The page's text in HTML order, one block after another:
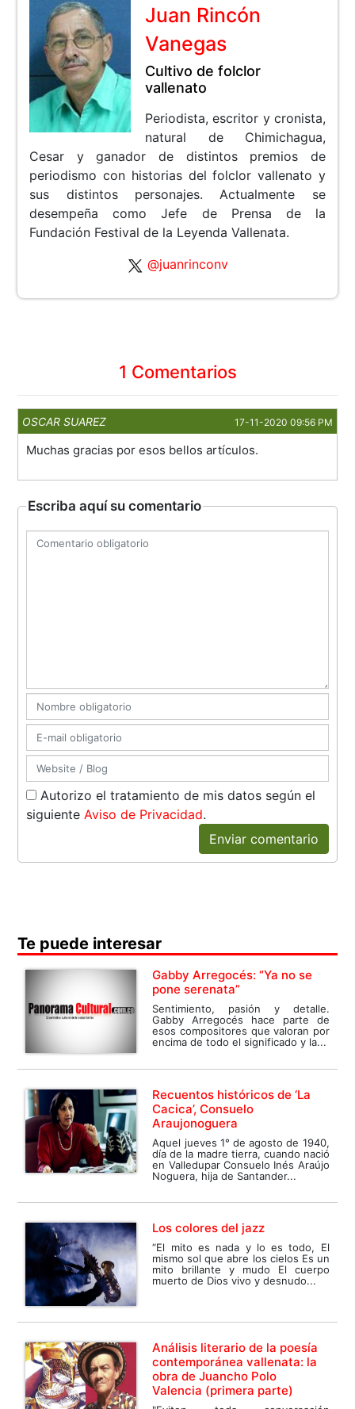
Juan Rincón
Vanegas
Cultivo de folclor
vallenato
Periodista, escritor y cronista,
natural de Chimichagua,
Cesar y ganador de distintos premios de
periodismo con historias del folclor vallenato y
sus distintos personajes. Actualmente se
desempeña como Jefe de Prensa de la
Fundación Festival de la Leyenda Vallenata.
@juanrinconv
1 Comentarios
OSCAR SUAREZ 17-11-2020 09:56 PM
Muchas gracias por esos bellos artículos.
Escriba aquí su comentario
Autorizo el tratamiento de mis datos según el
siguienteAviso de Privacidad.
Enviar comentario
Te puede interesar
Gabby Arregocés: “Ya no se
pone serenata”
Sentimiento, pasión y detalle.
Gabby Arregocés hace parte de
esos compositores que valoran por
encima de todo el significado y la...
Recuentos históricos de ‘La
Cacica’, Consuelo
Araujonoguera
Aquel jueves 1° de agosto de 1940,
día de la madre tierra, cuando nació
en Valledupar Consuelo Inés Araújo
Noguera, hija de Santander...
Los colores del jazz
“El mito es nada y lo es todo, El
mismo sol que abre los cielos Es un
mito brillante y mudo El cuerpo
muerto de Dios vivo y desnudo...
Análisis literario de la poesía
contemporánea vallenata: la
obra de Juancho Polo
Valencia (primera parte)